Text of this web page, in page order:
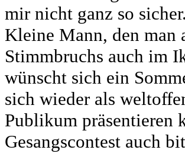
mir nicht ganz so
Kleine Mann, den man
Stimmbruchs auch im
wünscht sich ein
sich wieder als
Publikum präsentieren
Gesangscontest auch